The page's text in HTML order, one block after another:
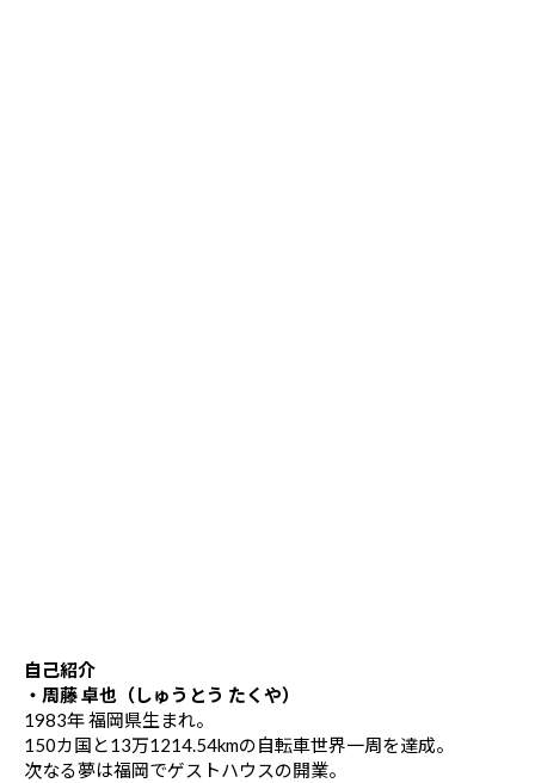
自己紹介
・周藤 卓也（しゅうとう たくや）
1983年 福岡県生まれ。
150カ国と13万1214.54kmの自転車世界一周を達成。
次なる夢は福岡でゲストハウスの開業。